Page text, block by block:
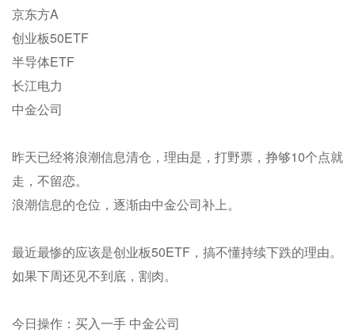
京东方A
创业板50ETF
半导体ETF
长江电力
中金公司
昨天已经将浪潮信息清仓，理由是，打野票，挣够10个点就
走，不留恋。
浪潮信息的仓位，逐渐由中金公司补上。
最近最惨的应该是创业板50ETF，搞不懂持续下跌的理由。
如果下周还见不到底，割肉。
今日操作：买入一手 中金公司